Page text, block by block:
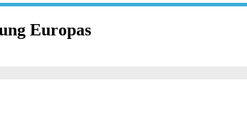
Europas